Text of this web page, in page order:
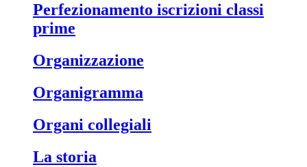
perfezionamento iscrizioni classi
prime
organizzazione
organigramma
organi collegiali
la storia